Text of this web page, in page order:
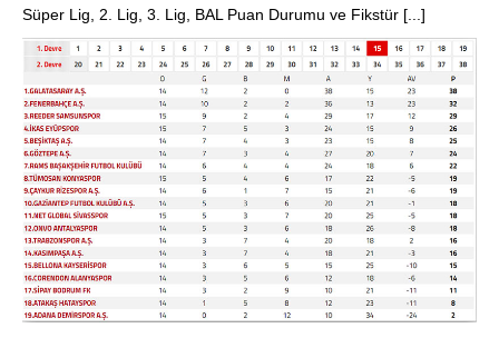
Süper Lig, 2. Lig, 3. Lig, BAL Puan Durumu ve Fikstür [...]